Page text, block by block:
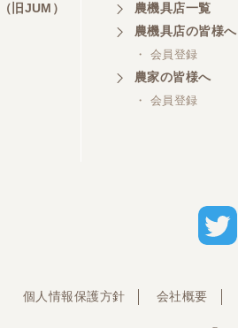
タ
旧JUM）
農機具店一覧
農機具店の皆様へ
・ 会員登録
農家の皆様へ
・ 会員登録
個人情報保護方針 会社概要